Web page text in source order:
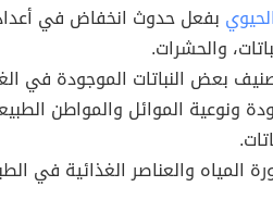
بفعل حدوث انخفاض في
والحشرات.
بعض النباتات الموجودة في
ونوعية الموائل والمواطن
المياه والعناصر الغذائية في